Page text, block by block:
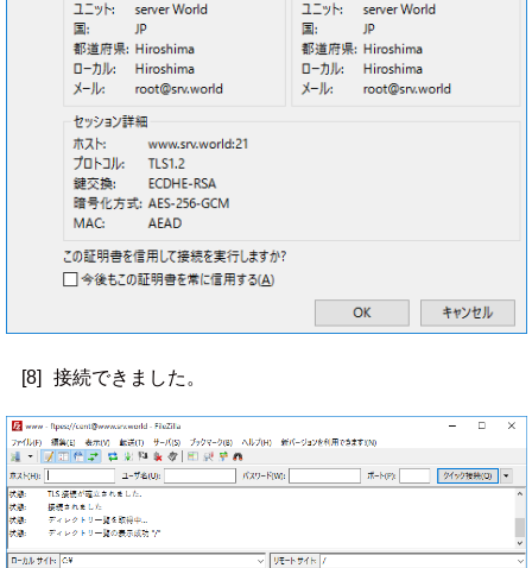
[8] 接続できました。